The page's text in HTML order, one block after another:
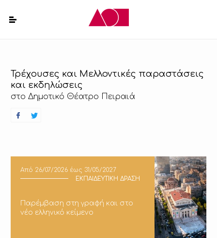
Τρέχουσες και Μελλοντικές παραστάσεις
και εκδηλώσεις
στο Δημοτικό Θέατρο Πειραιά
Από 26/07/2026 έως 31/05/2027
ΕΚΠΑΙΔΕΥΤΙΚΗ ΔΡΑΣΗ
Παρέμβαση στη γραφή και στο
νέο ελληνικό κείμενο